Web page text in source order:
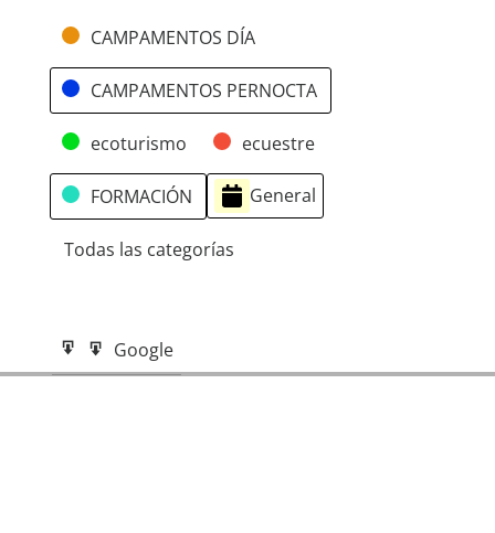
CAMPAMENTOS DÍA
CAMPAMENTOS PERNOCTA
ecoturismo ecuestre
FORMACIÓN General
Todas las categorías
Subscribe
Google
ExportarGoogle